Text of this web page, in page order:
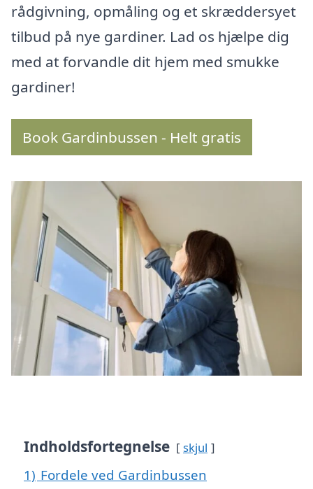
rådgivning, opmåling og et skræddersyet
tilbud på nye gardiner. Lad os hjælpe dig
med at forvandle dit hjem med smukke
gardiner!
Book Gardinbussen - Helt gratis
Indholdsfortegnelse skjul
1) Fordele ved Gardinbussen